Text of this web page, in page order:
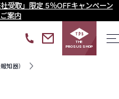
受取」限定 5％OFFキャンペーン
案内
THE
PROSUS SHOP
知器）